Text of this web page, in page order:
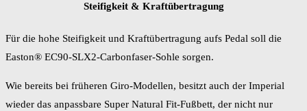
Steifigkeit & Kraftübertragung
Für die hohe Steifigkeit und Kraftübertragung aufs Pedal soll die
Easton® EC90-SLX2-Carbonfaser-Sohle sorgen.
Wie bereits bei früheren Giro-Modellen, besitzt auch der Imperial
wieder das anpassbare Super Natural Fit-Fußbett, der nicht nur